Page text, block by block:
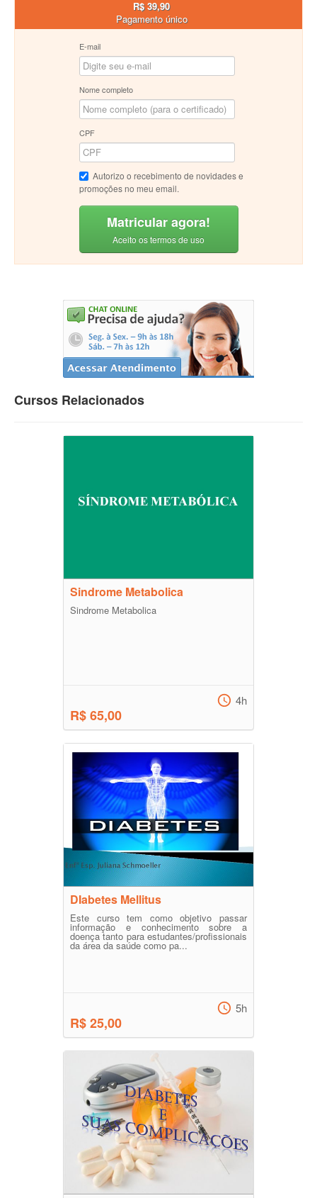
R$ 39,90
Pagamento único
E-mail
Nome completo
CPF
Autorizo o recebimento de novidades e
promoções no meu email.
Matricular agora!
Aceito os termos de uso
Cursos Relacionados
Sindrome Metabolica
Sindrome Metabolica
R$ 65,00
4h
DIabetes Mellitus
Este curso tem como objetivo passar
informação e conhecimento sobre a
doença tanto para estudantes/profissionais
da área da saúde como pa...
R$ 25,00
5h